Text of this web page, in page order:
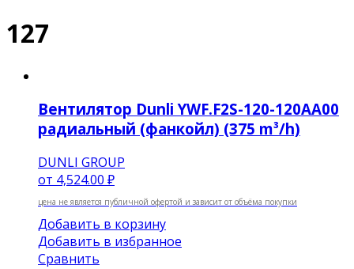
127
Вентилятор Dunli YWF.F2S-120-120AA00
радиальный (фанкойл) (375 m³/h)
DUNLI GROUP
от 4,524.00 ₽
цена не является публичной офертой и зависит от объёма покупки
Добавить в корзину
Добавить в избранное
Сравнить